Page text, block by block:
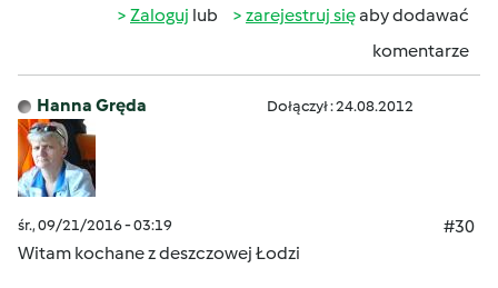
Zaloguj lub zarejestruj sięaby dodawać
komentarze
Hanna Gręda Dołączył : 24.08.2012
śr., 09/21/2016 - 03:19
#30
Witam kochane z deszczowej Łodzi